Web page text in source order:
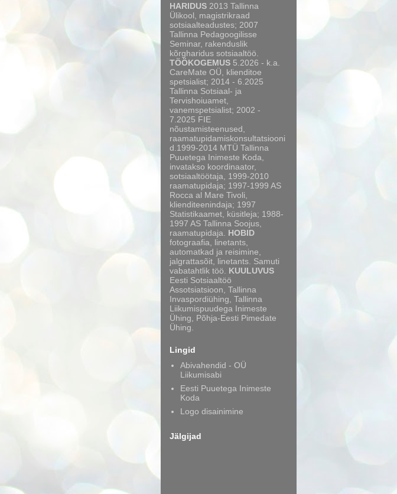
HARIDUS 2013 Tallinna
Ülikool, magistrikraad
sotsiaalteadustes; 2007
Tallinna Pedagoogilisse
Seminar, rakenduslik
kõrgharidus sotsiaaltöö.
TÖÖKOGEMUS 5.2026 - k.a.
CareMate OÜ, klienditoe
spetsialist; 2014 - 6.2025
Tallinna Sotsiaal- ja
Tervishoiuamet,
vanemspetsialist; 2002 -
7.2025 FIE
nõustamisteenused,
raamatupidamiskonsultatsiooni
d.1999-2014 MTÜ Tallinna
Puuetega Inimeste Koda,
invatakso koordinaator,
sotsiaaltöötaja, 1999-2010
raamatupidaja; 1997-1999 AS
Rocca al Mare Tivoli,
klienditeenindaja; 1997
Statistikaamet, küsitleja; 1988-
1997 AS Tallinna Soojus,
raamatupidaja. HOBID
fotograafia, linetants,
automatkad ja reisimine,
jalgrattasõit, linetants. Samuti
vabatahtlik töö. KUULUVUS
Eesti Sotsiaaltöö
Assotsiatsioon, Tallinna
Invaspordiühing, Tallinna
Liikumispuudega Inimeste
Ühing, Põhja-Eesti Pimedate
Ühing.
Lingid
Abivahendid - OÜ
Liikumisabi
Eesti Puuetega Inimeste
Koda
Logo disainimine
Jälgijad